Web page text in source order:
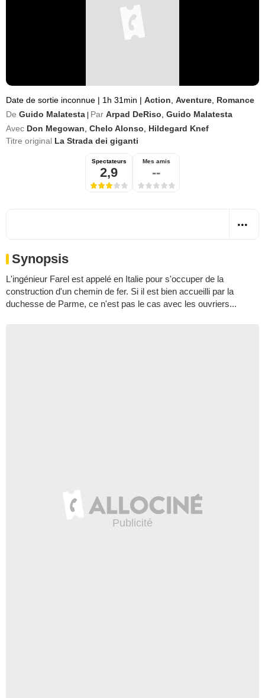
Date de sortie inconnue | 1h 31min | Action Aventure Romance
De Guido Malatesta Par Arpad DeRiso Guido Malatesta
Avec Don Megowan Chelo Alonso
Hildegard Knef
Titre original La Strada dei giganti
Spectateurs
2,9
Mes amis
--
Synopsis
L'ingénieur Farel est appelé en Italie pour s'occuper de la
construction d'un chemin de fer. Si il est bien accueilli par la
duchesse de Parme, ce n'est pas le cas avec les ouvriers...